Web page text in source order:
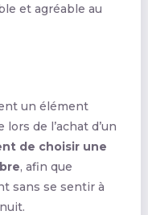
et agréable au
un élément
de l’achat d’un
de choisir une
, afin que
sans se sentir à